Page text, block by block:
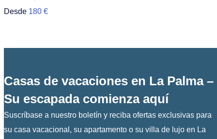
Desde 180 €
Casas de vacaciones en La Palma –
Su escapada comienza aquí
Suscríbase a nuestro boletín y reciba ofertas exclusivas para
su casa vacacional, su apartamento o su villa de lujo en La